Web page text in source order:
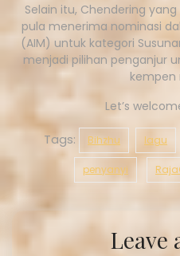
Selain itu, Chendering
pula menerima nominasi
(AIM) untuk kategori
menjadi pilihan penganjur
kempen
Let’s
Tags: Bihzhu lagu
penyanyi
Leave